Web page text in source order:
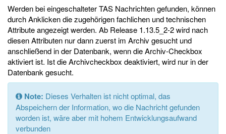
Werden bei eingeschalteter TAS Nachrichten gefunden, können
durch Anklicken die zugehörigen fachlichen und technischen
Attribute angezeigt werden. Ab Release 1.13.5_2-2 wird nach
diesen Attributen nur dann zuerst im Archiv gesucht und
anschließend in der Datenbank, wenn die Archiv-Checkbox
aktiviert ist. Ist die Archivcheckbox deaktiviert, wird nur in der
Datenbank gesucht.
Note: Dieses Verhalten ist nicht optimal, das
Abspeichern der Information, wo die Nachricht gefunden
worden ist, wäre aber mit hohem Entwicklungsaufwand
verbunden